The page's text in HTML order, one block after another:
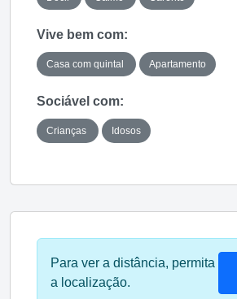
Vive bem com:
Casa com quintal Apartamento
Sociável com:
Crianças Idosos
Para ver a distância, permita
a localização.